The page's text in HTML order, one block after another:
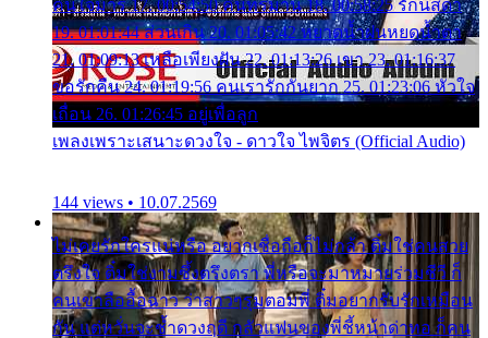
คนใจมาร 17. 00:54:50 คืนทรมาน 18. 00:58:25 รักนี้สีดำ
19. 01:01:44 ส่วนเกิน 20. 01:05:42 หยาดน้ำฝนหยดน้ำตา
21. 01:09:13 เหลือเพียงฝัน 22. 01:13:26 เขา 23. 01:16:37
ขอรักคืน 24. 01:19:56 คนเรารักกันยาก 25. 01:23:06 หัวใจ
เถื่อน 26. 01:26:45 อยู่เพื่อลูก
เพลงเพราะเสนาะดวงใจ - ดาวใจ ไพจิตร (Official Audio)
144 views • 10.07.2569
ไม่เคยรักใครแน่หรือ อยากเชื่อถือก็ไม่กล้า ติ๋มใช่คนสวย
ตรึงใจ ติ๋มใช่งามซึ้งตรึงตรา พี่หรือจะมาหมายร่วมชีวี ก็
คนเขาลืออื้อฉาว ว่าสาวๆรุมตอมพี่ ติ๋มอยากรับรักเหมือน
กัน แต่หวั่นจะช้ำดวงฤดี กลัวแฟนของพี่ชี้หน้าด่าทอ ก็คน